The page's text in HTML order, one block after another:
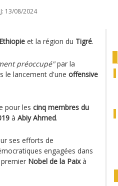
13/08/2024
et la région du Tigré.
préoccupé"par la
le lancement d'une offensive
pour les cinq membres du
à Abiy Ahmed.
ses efforts de
engagées dans
Nobel de la Paixà